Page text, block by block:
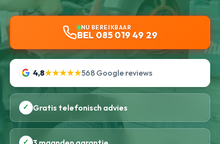
NU BEREIKBAAR
BEL 085 019 49 29
4,8★★★★★568 Google reviews
✓ Gratis telefonisch advies